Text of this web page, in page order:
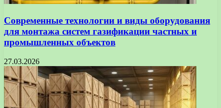
Современные технологии и виды оборудования
для монтажа систем газификации частных и
промышленных объектов
27.03.2026